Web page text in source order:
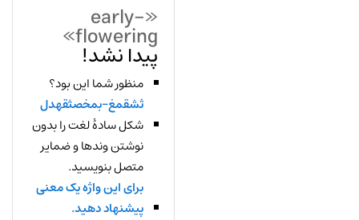
«early-
flowering»
پیدا نشد!
منظور شما این بود؟
ثشقمغ-بمخصثقهدل
شکل سادهٔ لغت را بدون
نوشتن وندها و ضمایر
متصل بنویسید.
برای این واژه یک معنی
پیشنهاد دهید.